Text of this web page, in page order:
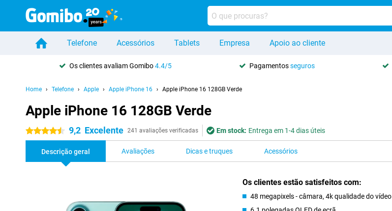
Telefone Acessórios Tablets Empresa Apoio ao cliente
Os clientes avaliam Gomibo4.4/5 Pagamentosseguros
Home Telefone Apple Apple iPhone 16 Apple iPhone 16 128GB Verde
Apple iPhone 16 128GB Verde
4.5 estrelas 9,2 Excelente 241 avaliações verificadas Em stock: Entrega em 1-4 dias úteis
Descrição geral Avaliações Dicas e truques Acessórios
Os clientes estão satisfeitos com:
48 megapixels - câmara, 4k qualidade do vídeo